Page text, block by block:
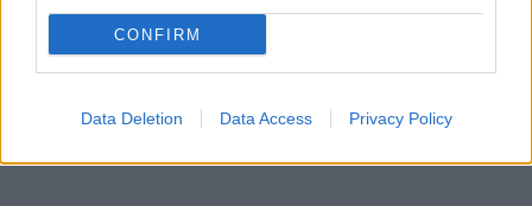
CONFIRM
Data Deletion Data Access Privacy Policy
χαρακτήρισε «καλοπροαίρετη» την παρέμβαση του
Νίκου Δένδια.